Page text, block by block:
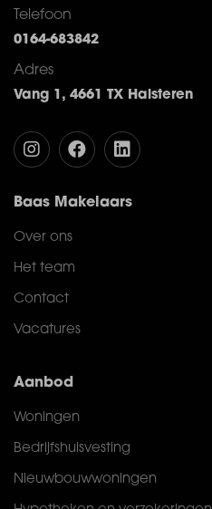
Telefoon
0164-683842
Adres
Vang 1, 4661 TX Halsteren
Baas Makelaars
Over ons
Het team
Contact
Vacatures
Aanbod
Woningen
Bedrijfshuisvesting
Nieuwbouwwoningen